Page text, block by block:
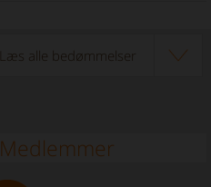
Medlemmer